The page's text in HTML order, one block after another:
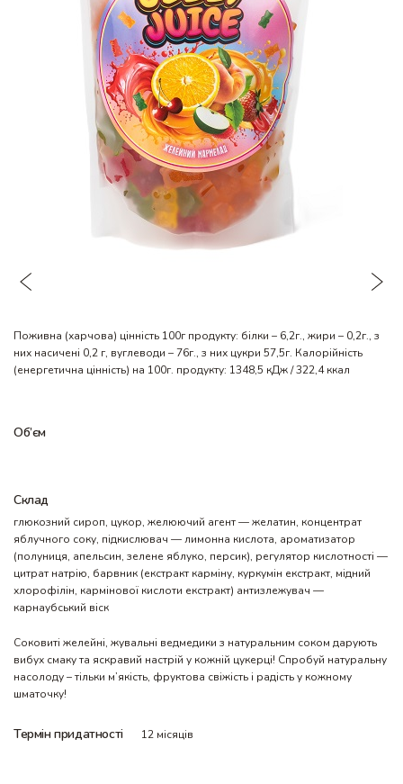
Поживна (харчова) цінність 100г продукту: білки – 6,2г., жири – 0,2г., з
них насичені 0,2 г, вуглеводи – 76г., з них цукри 57,5г. Калорійність
(енергетична цінність) на 100г. продукту: 1348,5 кДж / 322,4 ккал
Об’єм
Склад
глюкозний сироп, цукор, желюючий агент — желатин, концентрат
яблучного соку, підкислювач — лимонна кислота, ароматизатор
(полуниця, апельсин, зелене яблуко, персик), регулятор кислотності —
цитрат натрію, барвник (екстракт карміну, куркумін екстракт, мідний
хлорофілін, кармінової кислоти екстракт) антизлежувач —
карнаубський віск
Соковиті желейні, жувальні ведмедики з натуральним соком дарують
вибух смаку та яскравий настрій у кожній цукерці! Спробуй натуральну
насолоду – тільки м’якість, фруктова свіжість і радість у кожному
шматочку!
Термін придатності 12 місяців